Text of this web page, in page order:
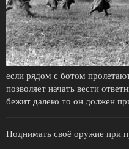
если рядом с ботом
позволяет начать вести
бежит далеко то он должен
Поднимать своё оружие при